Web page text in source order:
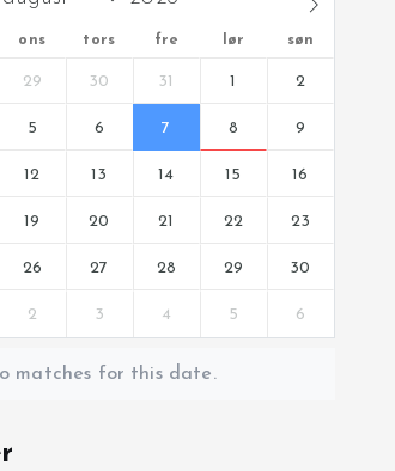
ons tors fre lør søn
29 30 31 1 2
5 6 7 8 9
12 13 14 15 16
19 20 21 22 23
26 27 28 29 30
2 3 4 5 6
matches for this date.